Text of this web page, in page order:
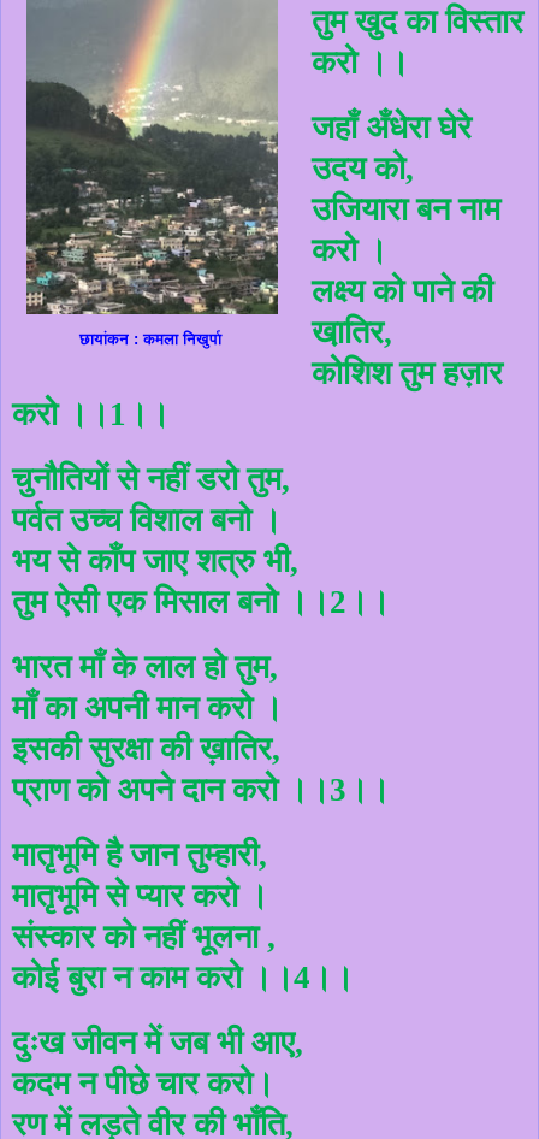
छायांकन : कमला निखुर्पा
तुम खुद का विस्तार
करो ।।
जहाँ अँधेरा घेरे
उदय को,
उजियारा बन नाम
करो ।
लक्ष्य को पाने की
खा़तिर,
कोशिश तुम हज़ार
करो ।। 1 ।।
चुनौतियों से नहीं डरो तुम,
पर्वत उच्च विशाल बनो ।
भय से काँप जाए शत्रु भी,
तुम ऐसी एक मिसाल बनो ।। 2 ।।
भारत माँ के लाल हो तुम,
माँ का अपनी मान करो ।
इसकी सुरक्षा की ख़ातिर,
प्राण को अपने दान करो ।। 3 ।।
मातृभूमि है जान तुम्हारी,
मातृभूमि से प्यार करो ।
संस्कार को नहीं भूलना ,
कोई बुरा न काम करो ।।4 ।।
दुःख जीवन में जब भी आए,
कदम न पीछे चार करो।
रण में लड़ते वीर की भाँति,